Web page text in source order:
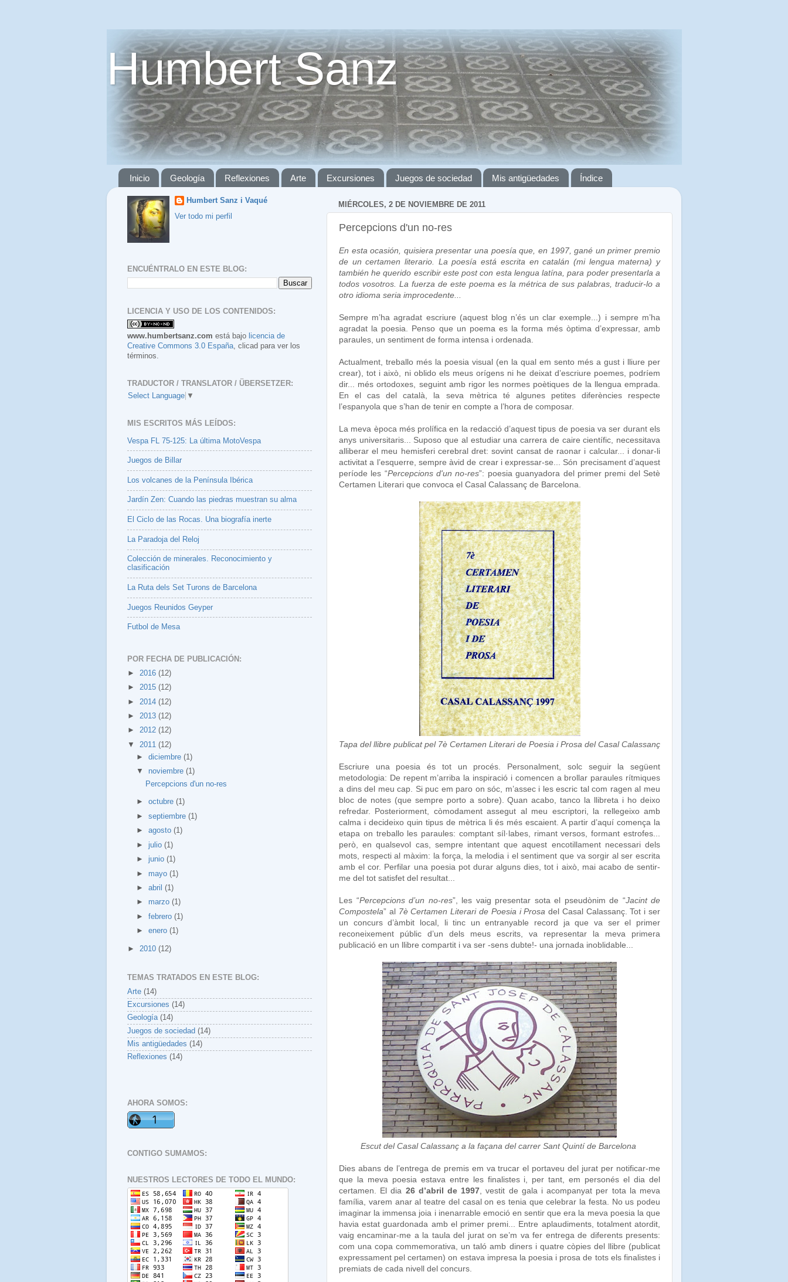
Humbert Sanz
Inicio Geología Reflexiones Arte Excursiones Juegos de sociedad Mis antigüedades Índice
MIÉRCOLES, 2 DE NOVIEMBRE DE 2011
Percepcions d'un no-res
En esta ocasión, quisiera presentar una poesía que, en 1997, gané un primer premio
de un certamen literario. La poesía está escrita en catalán (mi lengua materna) y
también he querido escribir este post con esta lengua latína, para poder presentarla a
todos vosotros. La fuerza de este poema es la métrica de sus palabras, traducir-lo a
otro idioma seria improcedente...
Sempre m’ha agradat escriure (aquest blog n’és un clar exemple...) i sempre m’ha
agradat la poesia. Penso que un poema es la forma més òptima d’expressar, amb
paraules, un sentiment de forma intensa i ordenada.
Actualment, treballo més la poesia visual (en la qual em sento més a gust i lliure per
crear), tot i això, ni oblido els meus orígens ni he deixat d’escriure poemes, podríem
dir... més ortodoxes, seguint amb rigor les normes poètiques de la llengua emprada.
En el cas del català, la seva mètrica té algunes petites diferències respecte
l’espanyola que s’han de tenir en compte a l’hora de composar.
La meva època més prolífica en la redacció d’aquest tipus de poesia va ser durant els
anys universitaris... Suposo que al estudiar una carrera de caire científic, necessitava
alliberar el meu hemisferi cerebral dret: sovint cansat de raonar i calcular... i donar-li
activitat a l’esquerre, sempre àvid de crear i expressar-se... Són precisament d’aquest
període les “Percepcions d'un no-res”: poesia guanyadora del primer premi del Setè
Certamen Literari que convoca el Casal Calassanç de Barcelona.
Tapa del llibre publicat pel 7è Certamen Literari de Poesia i Prosa del Casal Calassanç
Escriure una poesia és tot un procés. Personalment, solc seguir la següent
metodologia: De repent m’arriba la inspiració i comencen a brollar paraules rítmiques
a dins del meu cap. Si puc em paro on sóc, m’assec i les escric tal com ragen al meu
bloc de notes (que sempre porto a sobre). Quan acabo, tanco la llibreta i ho deixo
refredar. Posteriorment, còmodament assegut al meu escriptori, la rellegeixo amb
calma i decideixo quin tipus de mètrica li és més escaient. A partir d’aquí comença la
etapa on treballo les paraules: comptant síl·labes, rimant versos, formant estrofes...
però, en qualsevol cas, sempre intentant que aquest encotillament necessari dels
mots, respecti al màxim: la força, la melodia i el sentiment que va sorgir al ser escrita
amb el cor. Perfilar una poesia pot durar alguns dies, tot i això, mai acabo de sentir-
me del tot satisfet del resultat...
Les “Percepcions d’un no-res”, les vaig presentar sota el pseudònim de “Jacint de
Compostela” al 7è Certamen Literari de Poesia i Prosa del Casal Calassanç. Tot i ser
un concurs d’àmbit local, li tinc un entranyable record ja que va ser el primer
reconeixement públic d’un dels meus escrits, va representar la meva primera
publicació en un llibre compartit i va ser -sens dubte!- una jornada inoblidable...
Escut del Casal Calassanç a la façana del carrer Sant Quintí de Barcelona
Dies abans de l’entrega de premis em va trucar el portaveu del jurat per notificar-me
que la meva poesia estava entre les finalistes i, per tant, em personés el dia del
certamen. El dia 26 d’abril de 1997 , vestit de gala i acompanyat per tota la meva
família, varem anar al teatre del casal on es tenia que celebrar la festa. No us podeu
imaginar la immensa joia i inenarrable emoció en sentir que era la meva poesia la que
havia estat guardonada amb el primer premi... Entre aplaudiments, totalment atordit,
vaig encaminar-me a la taula del jurat on se’m va fer entrega de diferents presents:
com una copa commemorativa, un taló amb diners i quatre còpies del llibre (publicat
expressament pel certamen) on estava impresa la poesia i prosa de tots els finalistes i
premiats de cada nivell del concurs.
Humbert Sanz i Vaqué
Ver todo mi perfil
ENCUÉNTRALO EN ESTE BLOG:
LICENCIA Y USO DE LOS CONTENIDOS:
www.humbertsanz.com está bajo licencia de
Creative Commons 3.0 España , clicad para ver los
términos.
TRADUCTOR / TRANSLATOR / ÜBERSETZER:
Select Language ▼
MIS ESCRITOS MÁS LEÍDOS:
Vespa FL 75-125: La última MotoVespa
Juegos de Billar
Los volcanes de la Península Ibérica
Jardín Zen: Cuando las piedras muestran su alma
El Ciclo de las Rocas. Una biografía inerte
La Paradoja del Reloj
Colección de minerales. Reconocimiento y
clasificación
La Ruta dels Set Turons de Barcelona
Juegos Reunidos Geyper
Futbol de Mesa
POR FECHA DE PUBLICACIÓN:
► 2016 (12)
► 2015 (12)
► 2014 (12)
► 2013 (12)
► 2012 (12)
▼ 2011 (12)
►diciembre(1)
▼ noviembre(1)
Percepcions d'un no-res
►octubre(1)
►septiembre(1)
►agosto(1)
►julio(1)
►junio(1)
► mayo(1)
►abril(1)
► marzo(1)
►febrero(1)
►enero(1)
► 2010 (12)
TEMAS TRATADOS EN ESTE BLOG:
Arte (14)
Excursiones (14)
Geología (14)
Juegos de sociedad (14)
Mis antigüedades (14)
Reflexiones (14)
AHORA SOMOS:
CONTIGO SUMAMOS:
NUESTROS LECTORES DE TODO EL MUNDO: